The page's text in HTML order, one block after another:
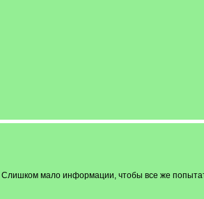
мало информации, чтобы все же